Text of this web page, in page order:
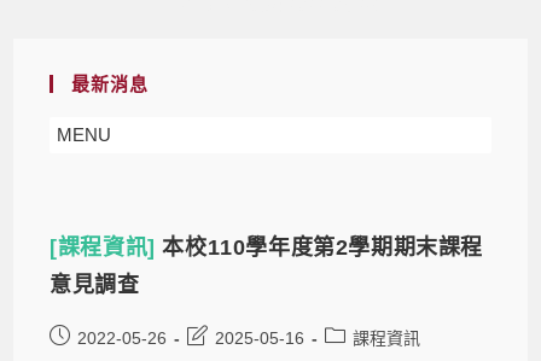
最新消息
MENU
[課程資訊]本校110學年度第2學期期末課程
意見調查
2022-05-26 2025-05-16 課程資訊